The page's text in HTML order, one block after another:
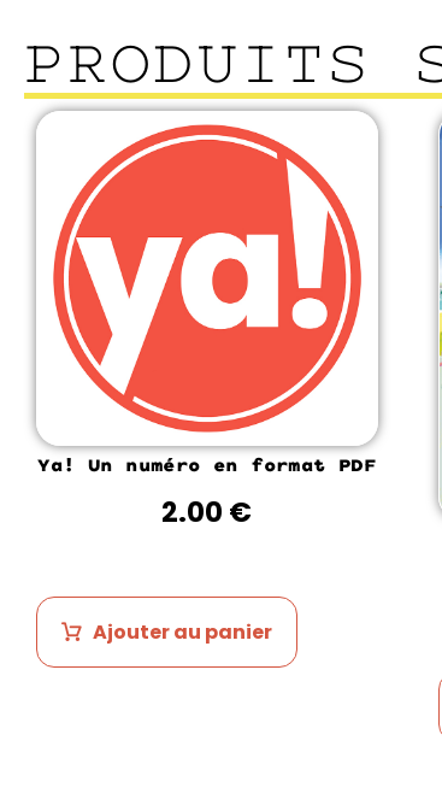
PRODUITS
Ya! Un numéro en format PDF
2.00 €
Ajouter au panier